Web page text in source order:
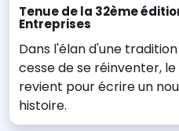
Tenue de la 32ème
Entreprises
Dans l'élan d'une
cesse de se réinventer,
revient pour écrire un
histoire.